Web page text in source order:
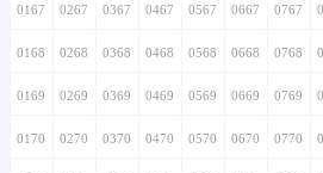
0167 0267 0367 0467 0567 0667 0767
0168 0268 0368 0468 0568 0668 0768
0169 0269 0369 0469 0569 0669 0769
0170 0270 0370 0470 0570 0670 0770